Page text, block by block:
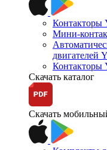
Контакторы
Мини-
двигателей
Контакторы
Скачать каталог
Скачать